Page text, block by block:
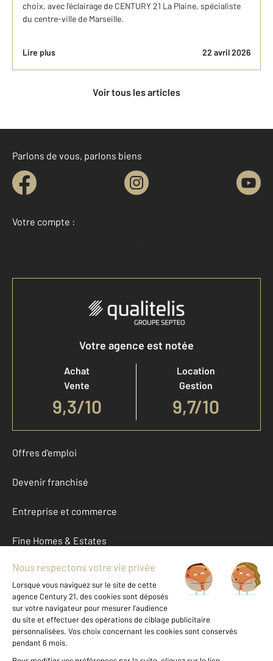
choix, avec l’éclairage de CENTURY 21 La Plaine, spécialiste
du centre-ville de Marseille.
Lire plus 22 avril 2026
Voir tous les articles
Parlons de vous, parlons biens
Votre compte :
Accéder à mon compte
Votre agence est notée
Achat
Vente
9,3/10
Location
Gestion
9,7/10
Offres d'emploi
Devenir franchisé
Entreprise et commerce
Fine Homes & Estates
À propos
International
Nous contacter